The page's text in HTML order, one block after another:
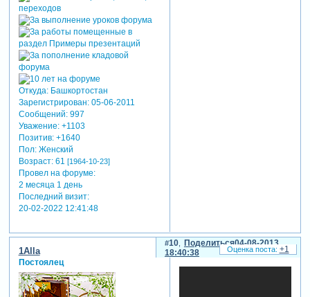
Откуда:Башкортостан
Зарегистрирован: 05-06-2011
Сообщений:997
Уважение: +1103
Позитив: +1640
Пол:Женский
Возраст:61 [1964-10-23]
Провел на форуме:
2 месяца 1 день
Последний визит:
20-02-2022 12:41:48
Поделиться
10
04-08-2013
18:40:38
1Alla
Постоялец
+1